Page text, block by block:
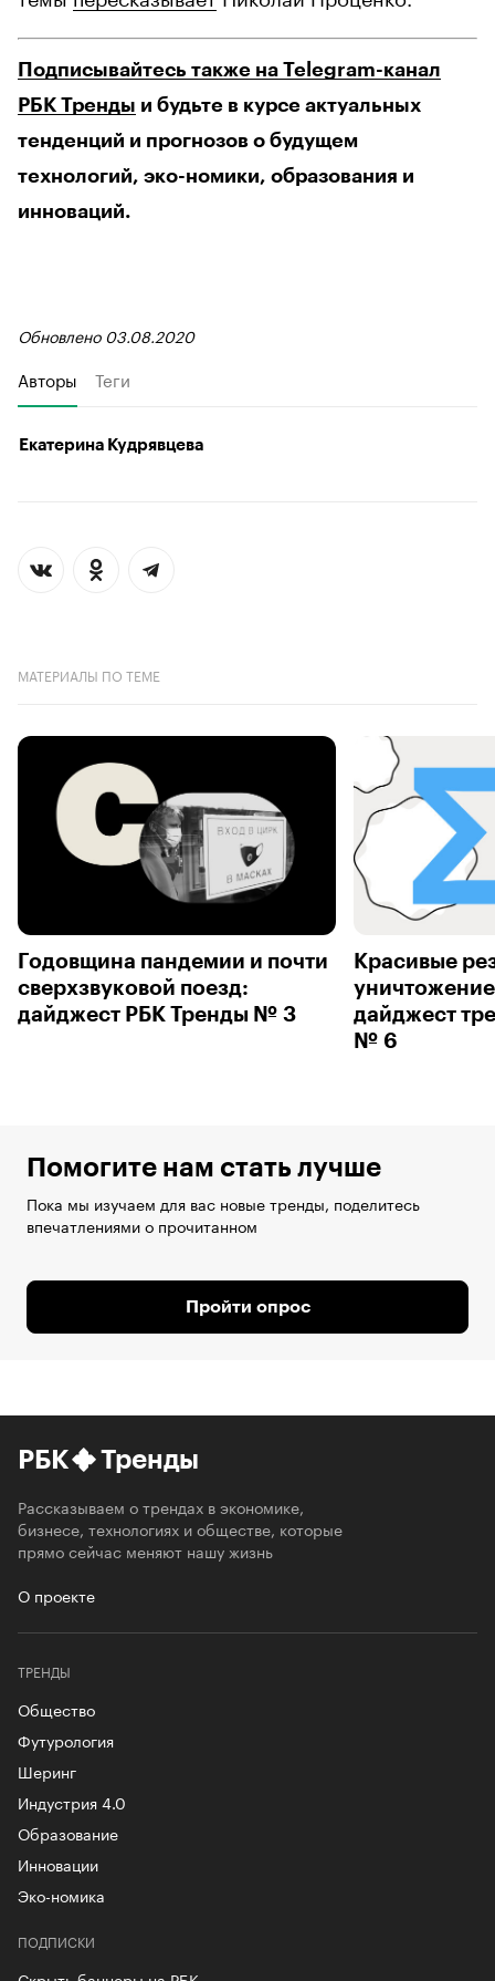
Подписывайтесь также на Telegram-канал
РБК Тренды и будьте в курсе актуальных
тенденций и прогнозов о будущем
технологий, эко-номики, образования и
инноваций.
Обновлено 03.08.2020
Авторы Теги
Екатерина Кудрявцева
МАТЕРИАЛЫ ПО ТЕМЕ
Годовщина пандемии и почти
сверхзвуковой поезд:
дайджест РБК Тренды № 3
Красивые
дайджест
№ 6
Помогите нам стать лучше
Пока мы изучаем для вас новые тренды, поделитесь
впечатлениями о прочитанном
Пройти опрос
РБК Тренды
Рассказываем о трендах в экономике,
бизнесе, технологиях и обществе, которые
прямо сейчас меняют нашу жизнь
О проекте
ТРЕНДЫ
Общество
Футурология
Шеринг
Индустрия 4.0
Образование
Инновации
Эко-номика
ПОДПИСКИ